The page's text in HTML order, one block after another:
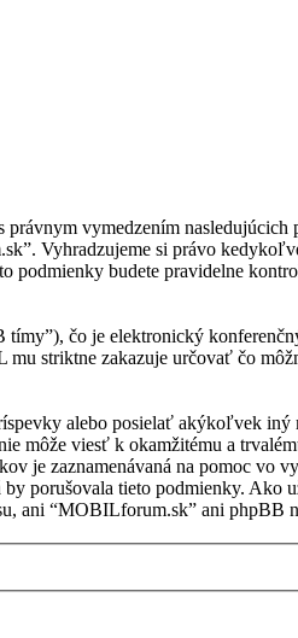
vymedzením nasledujúcich
Vyhradzujeme si právo
podmienky budete pravidelne
čo je elektronický
striktne zakazuje určovať čo
alebo posielať akýkoľvek
môže viesť k okamžitému a
je zaznamenávaná na pomoc vo
porušovala tieto podmienky. Ako
ani “MOBILforum.sk” ani phpBB